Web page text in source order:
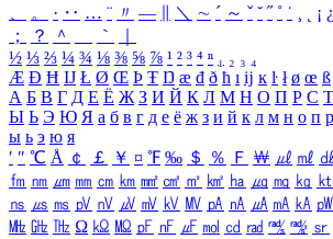
、
。 · ‥ … ¨ 〃 ― ＼ ∼ ´ ～ ˇ ˘ ˝ ˚ ˙ ¸ ¡ ¿
；
？ ＾ ｀
½ ⅓ ⅔ ¼ ¾ ⅛ ⅜ ⅝ ⅞ ¹ ² ³ ⁴ ⁿ ₁ ₂ ₃ ₄
Æ Ð Ħ Ĳ Ł Ø Œ Þ Ŧ Ŋ æ đ ð ħ ı ĳ ĸ ŀ ł ø œ ß
А Б В Г Д Е Ё Ж З И Й К Л М Н О П Р С Т
Ы Ь Э Ю Я а б в г д е ё ж з и й к л м н о п р
ы ь э ю я
′ ″ ℃ Å ￠ ￡ ￥ ¤ ℉ ‰ ＄ ％ Ｆ ￦ ㎕ ㎖ ㎗
㎙ ㎚ ㎛ ㎜ ㎝ ㎞ ㎟ ㎠ ㎡ ㎢ ㏊ ㎍ ㎎ ㎏ ㏏
㎱ ㎲ ㎳ ㎴ ㎵ ㎶ ㎷ ㎸ ㎹ ㎀ ㎁ ㎂ ㎃ ㎄ ㎺
㎒ ㎓ ㎔ Ω ㏀ ㏁ ㎊ ㎋ ㎌ ㏖ ㏅ ㎭ ㎮ ㎯ ㏛